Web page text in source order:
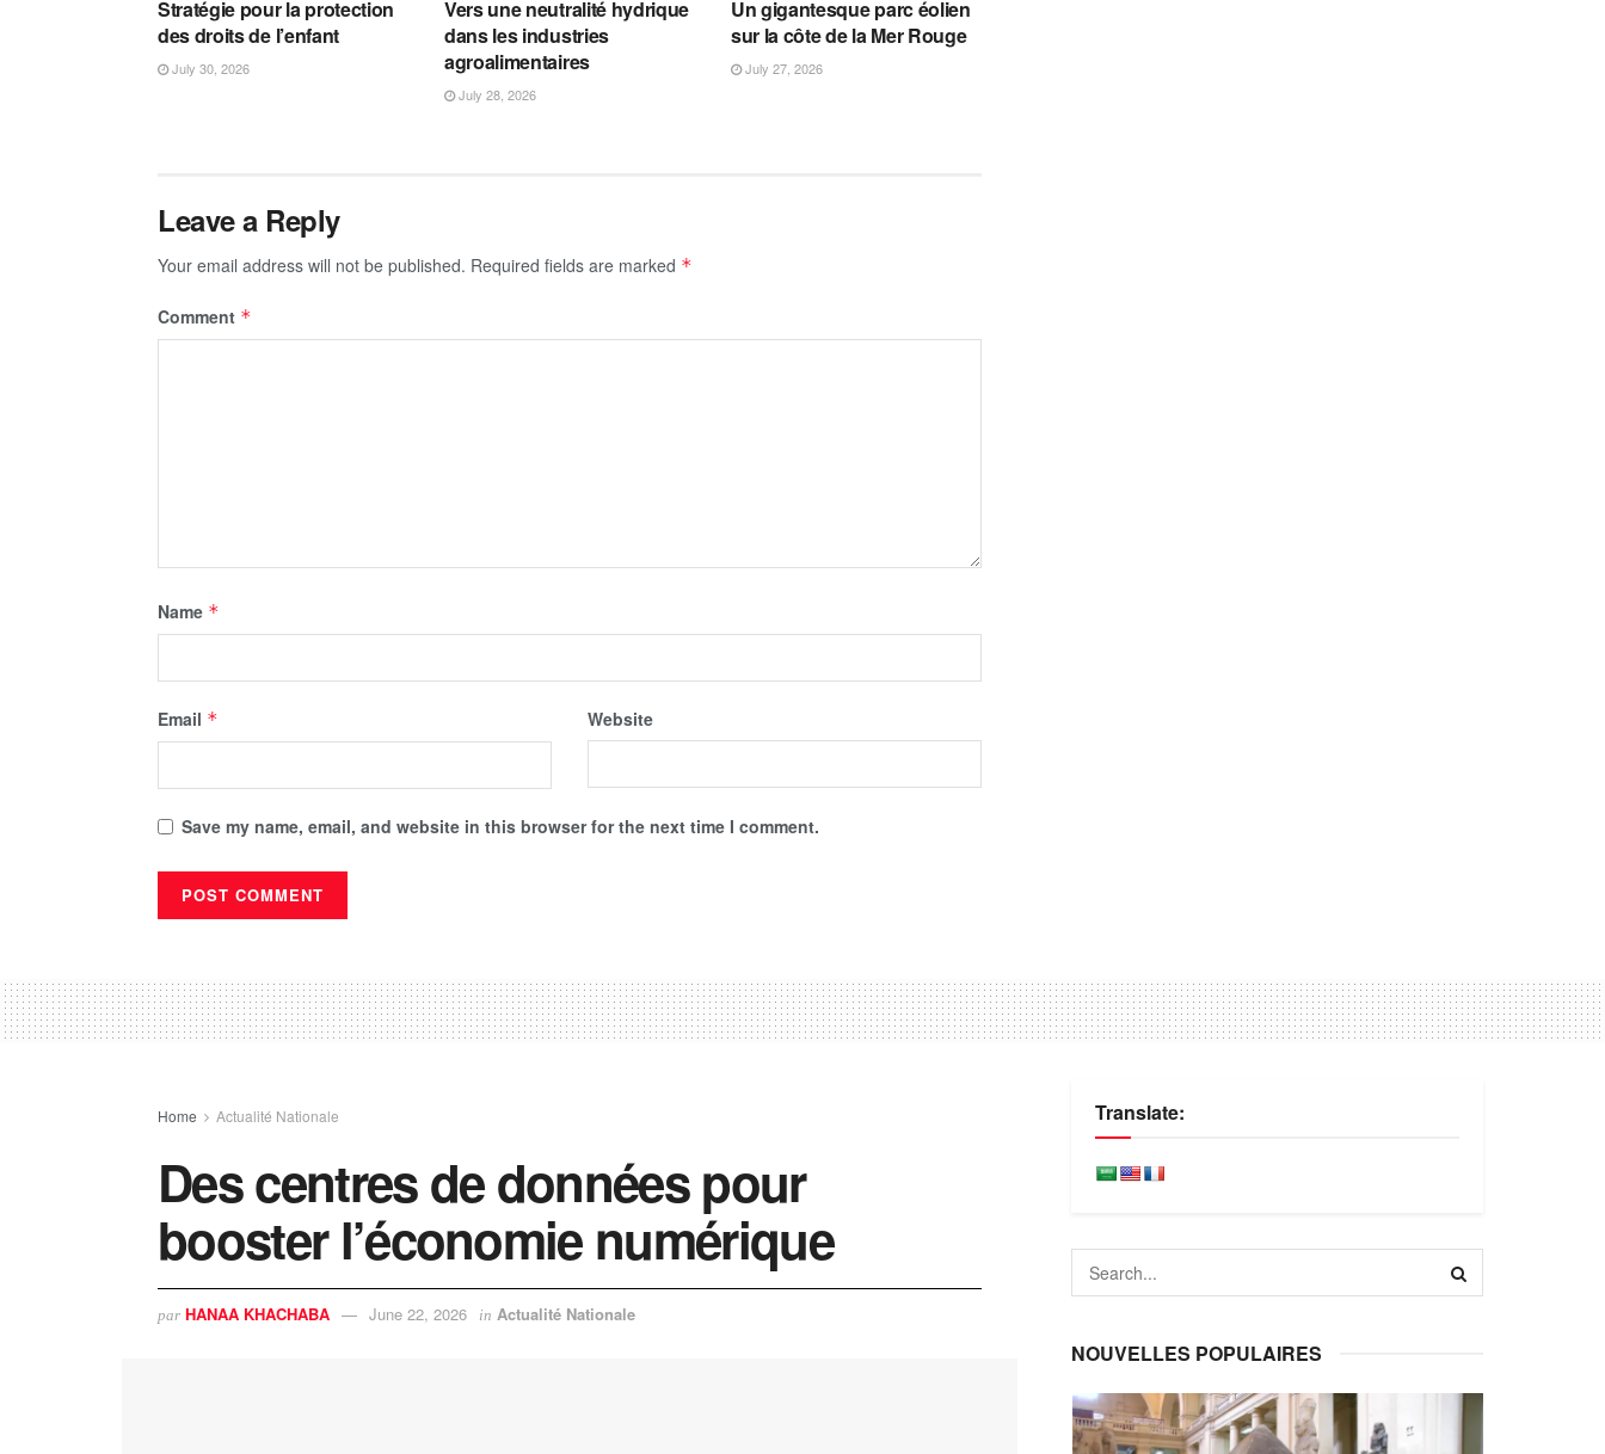
Stratégie pour la protection
des droits de l’enfant
July 30, 2026
Vers une neutralité hydrique
dans les industries
agroalimentaires
July 28, 2026
Un gigantesque parc éolien
sur la côte de la Mer Rouge
July 27, 2026
Leave a Reply
Your email address will not be published. Required fields are marked *
Comment *
Name *
Email * Website
Save my name, email, and website in this browser for the next time I comment.
Home Actualité Nationale
Des centres de données pour
booster l’économie numérique
par HANAA KHACHABA June 22, 2026 in Actualité Nationale
Translate:
NOUVELLES POPULAIRES